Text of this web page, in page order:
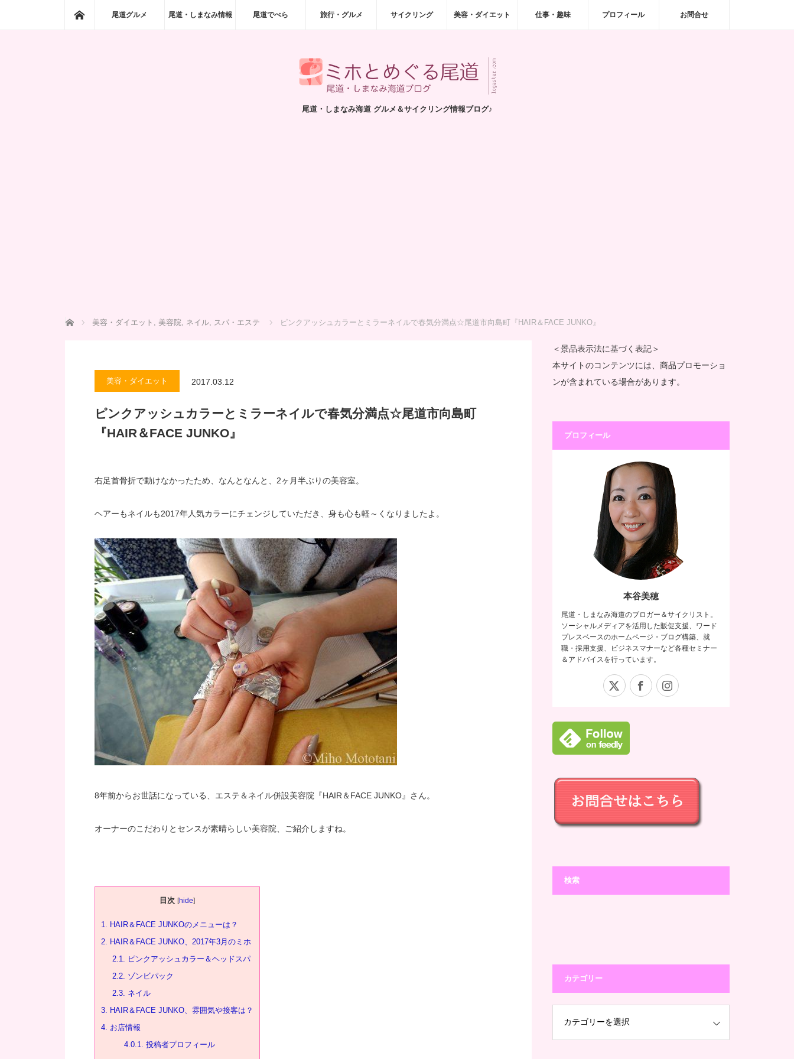
ホーム尾道グルメ 尾道・しまなみ情報 尾道でべら 旅行・グルメ サイクリング 美容・ダイエット 仕事・趣味 プロフィール お問合せ
尾道・しまなみ海道 グルメ＆サイクリング情報ブログ♪
ホーム 美容・ダイエット , 美容院, ネイル, スパ・エステ ピンクアッシュカラーとミラーネイルで春気分満点☆尾道市向島町『HAIR＆FACE JUNKO』
美容・ダイエット 2017.03.12
ピンクアッシュカラーとミラーネイルで春気分満点☆尾道市向島町
『HAIR＆FACE JUNKO』
右足首骨折で動けなかったため、なんとなんと、2ヶ月半ぶりの美容室。
ヘアーもネイルも2017年人気カラーにチェンジしていただき、身も心も軽～くなりましたよ。
8年前からお世話になっている、エステ＆ネイル併設美容院『HAIR＆FACE JUNKO』さん。
オーナーのこだわりとセンスが素晴らしい美容院、ご紹介しますね。
目次 [hide]
1. HAIR＆FACE JUNKOのメニューは？
2. HAIR＆FACE JUNKO、2017年3月のミホ
2.1. ピンクアッシュカラー＆ヘッドスパ
2.2. ゾンビパック
2.3. ネイル
3. HAIR＆FACE JUNKO、雰囲気や接客は？
4. お店情報
4.0.1. 投稿者プロフィール
＜景品表示法に基づく表記＞
本サイトのコンテンツには、商品プロモーショ
ンが含まれている場合があります。
プロフィール
本谷美穂
尾道・しまなみ海道のブロガー＆サイクリスト。
ソーシャルメディアを活用した販促支援、ワード
プレスベースのホームページ・ブログ構築、就
職・採用支援、ビジネスマナーなど各種セミナー
＆アドバイスを行っています。
Facebook
検索
カテゴリー